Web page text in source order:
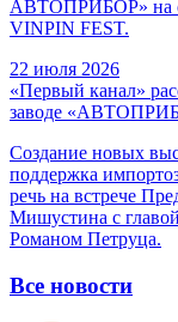
АВТОПРИБОР» на
VINPIN FEST.
22 июля 2026
«Первый канал»
заводе
Создание новых
поддержка
речь на встрече
Мишустина с
Романом Петруца.
Все новости